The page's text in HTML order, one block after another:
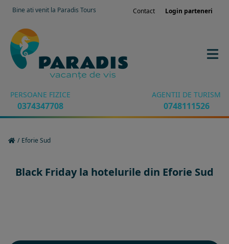
Bine ati venit la Paradis Tours Contact Login parteneri
PERSOANE FIZICE
0374347708
AGENTII DE TURISM
0748111526
/ Eforie Sud
Black Friday la hotelurile din Eforie Sud